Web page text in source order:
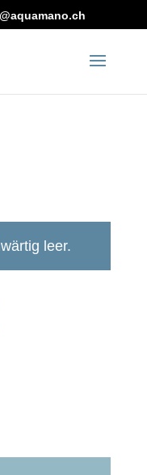
leer.